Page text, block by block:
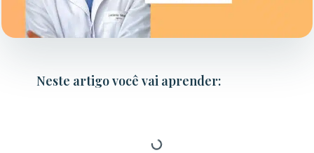
Neste artigo você vai aprender: